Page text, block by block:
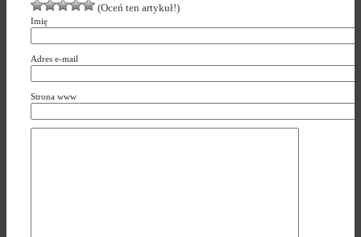
(Oceń ten artykuł!)
Imię
Adres e-mail
Strona www